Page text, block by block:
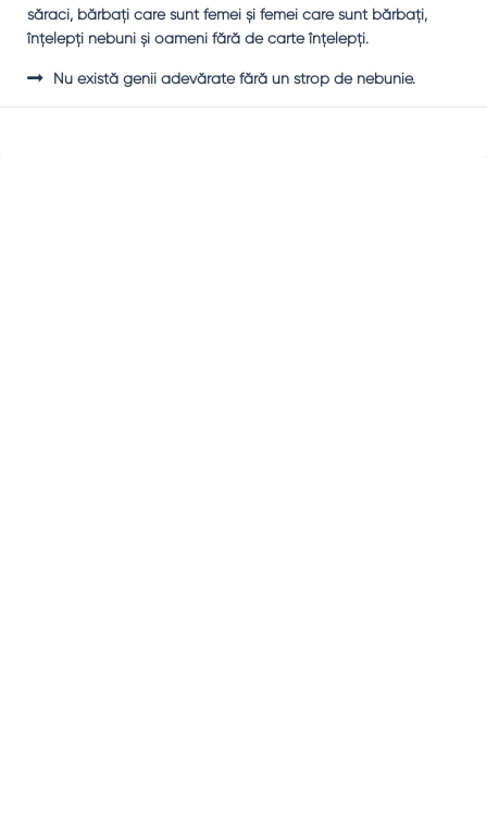
săraci, bărbaţi care sunt femei şi femei care sunt bărbaţi,
înţelepţi nebuni şi oameni fără de carte înţelepţi.
Nu există genii adevărate fără un strop de nebunie.